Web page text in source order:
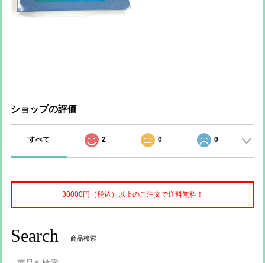
ショップの評価
すべて 2 0 0
30000円（税込）以上のご注文で送料無料！
Search 商品検索